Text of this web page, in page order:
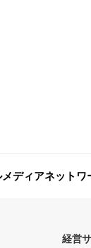
ディアネットワ
経営